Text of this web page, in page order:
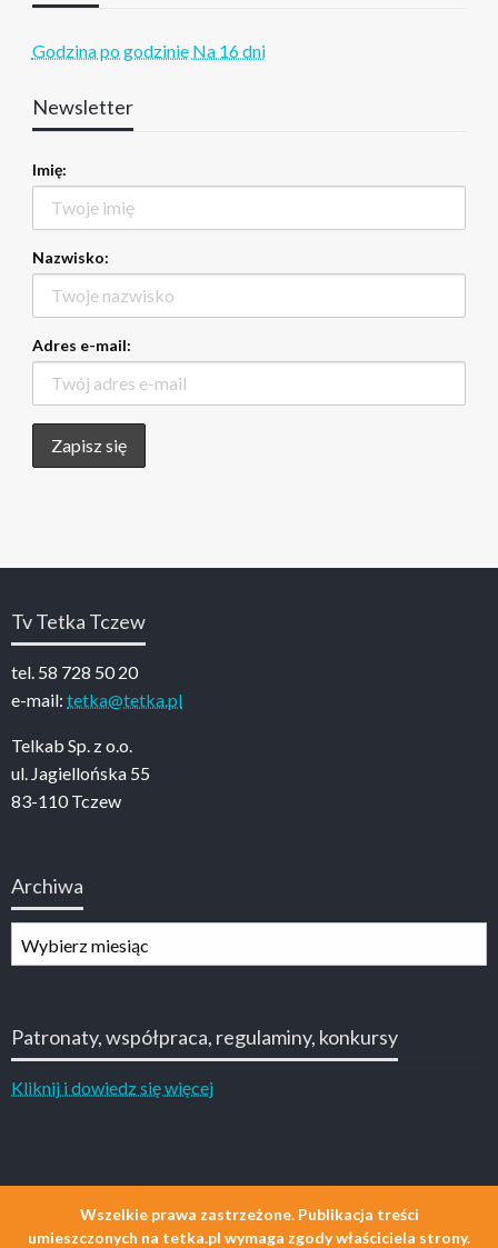
Godzina po godzinie Na 16 dni
Newsletter
Imię:
Nazwisko:
Adres e-mail:
Tv Tetka Tczew
tel. 58 728 50 20
e-mail: tetka@tetka.pl
Telkab Sp. z o.o.
ul. Jagiellońska 55
83-110 Tczew
Archiwa
Patronaty, współpraca, regulaminy, konkursy
Kliknij i dowiedz się więcej
Wszelkie prawa zastrzeżone. Publikacja treści
umieszczonych na tetka.pl wymaga zgody właściciela strony.